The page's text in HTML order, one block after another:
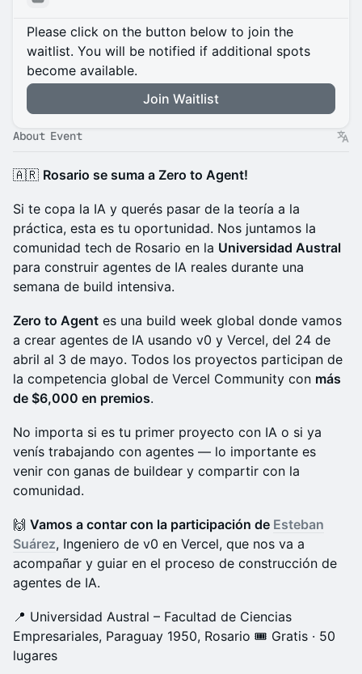
Please click on the button below to join the
waitlist. You will be notified if additional spots
become available.
Join Waitlist
About Event
🇦🇷 Rosario se suma a Zero to Agent!
Si te copa la IA y querés pasar de la teoría a la
práctica, esta es tu oportunidad. Nos juntamos la
comunidad tech de Rosario en la Universidad Austral
para construir agentes de IA reales durante una
semana de build intensiva.
Zero to Agent es una build week global donde vamos
a crear agentes de IA usando v0 y Vercel, del 24 de
abril al 3 de mayo. Todos los proyectos participan de
la competencia global de Vercel Community con más
de $6,000 en premios.
No importa si es tu primer proyecto con IA o si ya
venís trabajando con agentes — lo importante es
venir con ganas de buildear y compartir con la
comunidad.
🙌 Vamos a contar con la participación de Esteban
Suárez, Ingeniero de v0 en Vercel, que nos va a
acompañar y guiar en el proceso de construcción de
agentes de IA.
📍 Universidad Austral – Facultad de Ciencias
Empresariales, Paraguay 1950, Rosario 🎟️ Gratis · 50
lugares